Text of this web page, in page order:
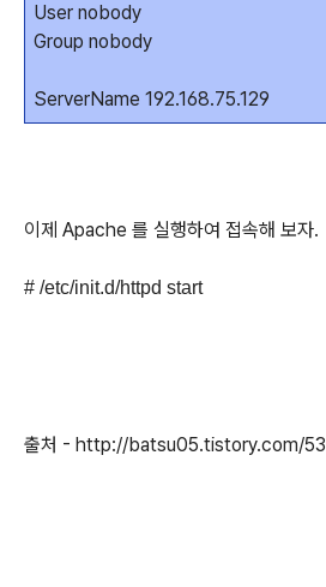
User nobody
Group nobody
ServerName 192.168.75.129
이제 Apache 를 실행하여 접속해 보자.
# /etc/init.d/httpd start
출처 - http://batsu05.tistory.com/53